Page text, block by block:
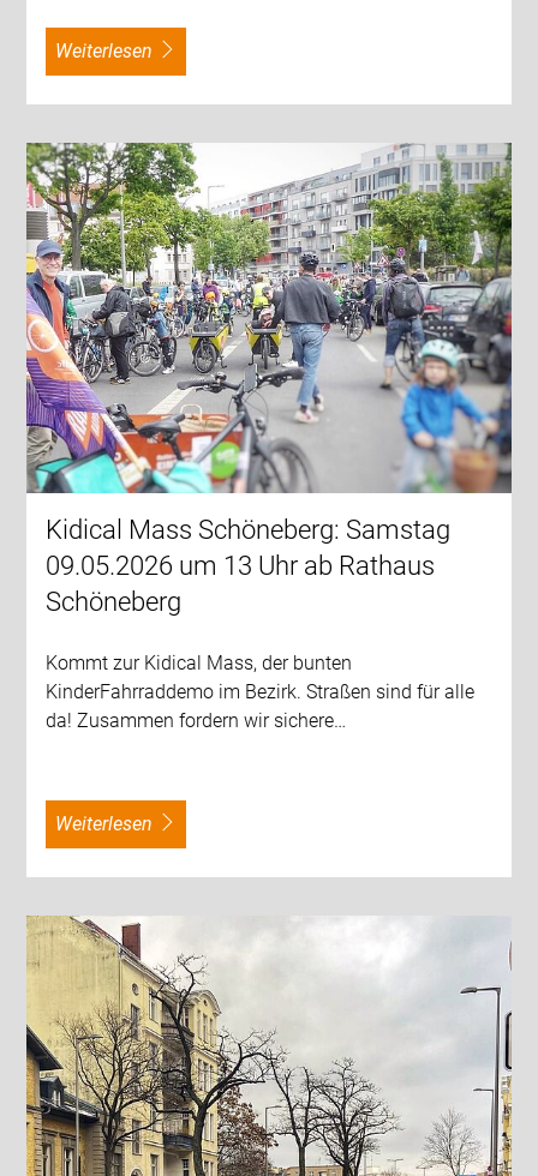
weiterlesen
Kidical Mass Schöneberg: Samstag
09.05.2026 um 13 Uhr ab Rathaus
Schöneberg
Kommt zur Kidical Mass, der bunten
KinderFahrraddemo im Bezirk. Straßen sind für alle
da! Zusammen fordern wir sichere…
weiterlesen